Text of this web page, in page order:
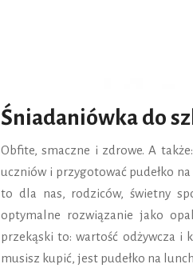
Śniadaniówka do
Obfite, smaczne i zdrowe. A
uczniów i przygotować pudełko
to dla nas, rodziców, świetny
optymalne rozwiązanie jako
przekąski to: wartość odżywcza i
musisz kupić, jest pudełko na